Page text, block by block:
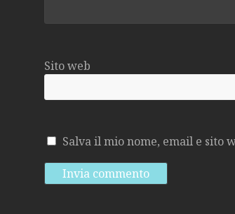
Sito web
Salva il mio nome, email e sito